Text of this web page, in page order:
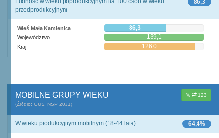
86,3
Ludność w wieku poprodukcyjnym na 100 osób w wieku
przedprodukcyjnym
Wieś Mała Kamienica 86,3
Województwo 139,1
Kraj 126,0
% 123
MOBILNE GRUPY WIEKU
(Źródło: GUS, NSP 2021)
64,4%
W wieku produkcyjnym mobilnym (18-44 lata)